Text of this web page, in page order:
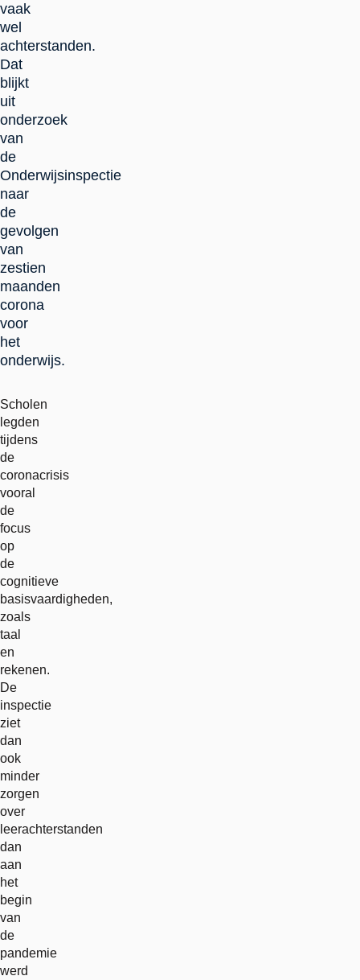
vaak
wel
achterstanden.
Dat
blijkt
uit
onderzoek
van
de
Onderwijsinspectie
naar
de
gevolgen
van
zestien
maanden
corona
voor
het
onderwijs.
Scholen
legden
tijdens
de
coronacrisis
vooral
de
focus
op
de
cognitieve
basisvaardigheden,
zoals
taal
en
rekenen.
De
inspectie
ziet
dan
ook
minder
zorgen
over
leerachterstanden
dan
aan
het
begin
van
de
pandemie
werd